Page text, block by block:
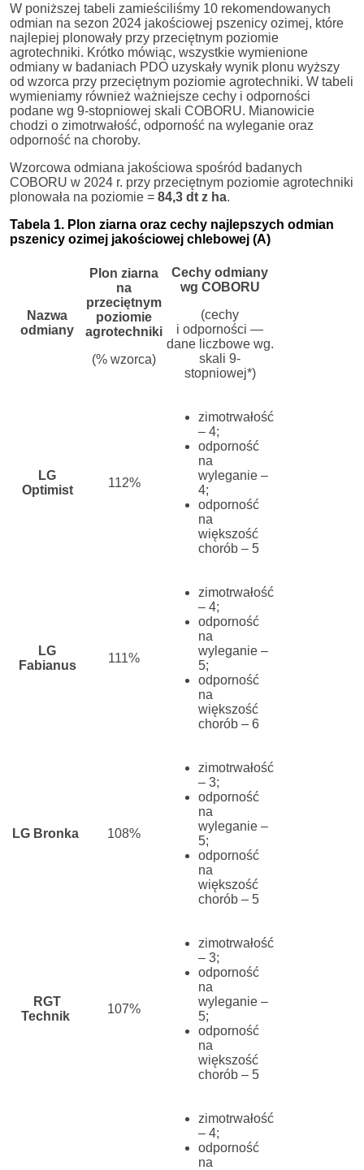
W poniższej tabeli zamieściliśmy 10 rekomendowanych
odmian na sezon 2024 jakościowej pszenicy ozimej, które
najlepiej plonowały przy przeciętnym poziomie
agrotechniki. Krótko mówiąc, wszystkie wymienione
odmiany w badaniach PDO uzyskały wynik plonu wyższy
od wzorca przy przeciętnym poziomie agrotechniki. W tabeli
wymieniamy również ważniejsze cechy i odporności
podane wg 9-stopniowej skali COBORU. Mianowicie
chodzi o zimotrwałość, odporność na wyleganie oraz
odporność na choroby.
Wzorcowa odmiana jakościowa spośród badanych
COBORU w 2024 r. przy przeciętnym poziomie agrotechniki
plonowała na poziomie = 84,3 dt z ha.
Tabela 1. Plon ziarna oraz cechy najlepszych odmian
pszenicy ozimej jakościowej chlebowej (A)
Nazwa
odmiany
Plon ziarna
na
przeciętnym
poziomie
agrotechniki
(% wzorca)
Cechy odmiany
wg COBORU
(cechy
i odporności —
dane liczbowe wg.
skali 9-
stopniowej*)
LG
Optimist
112%
zimotrwałość
– 4;
odporność
na
wyleganie –
4;
odporność
na
większość
chorób – 5
LG
Fabianus
111%
zimotrwałość
– 4;
odporność
na
wyleganie –
5;
odporność
na
większość
chorób – 6
LG Bronka 108%
zimotrwałość
– 3;
odporność
na
wyleganie –
5;
odporność
na
większość
chorób – 5
RGT
Technik
107%
zimotrwałość
– 3;
odporność
na
wyleganie –
5;
odporność
na
większość
chorób – 5
zimotrwałość
– 4;
odporność
na